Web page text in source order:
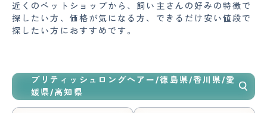
近くのペットショップから、飼い主さんの好みの特徴で
探したい方、価格が気になる方、できるだけ安い値段で
探したい方におすすめです。
ブリティッシュロングヘアー/徳島県/香川県/愛
媛県/高知県